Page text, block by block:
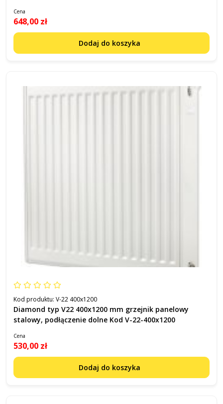
Cena
648,00 zł
Dodaj do koszyka
Kod produktu: V-22 400x1200
Diamond typ V22 400x1200 mm grzejnik panelowy
stalowy, podłączenie dolne Kod V-22-400x1200
Cena
530,00 zł
Dodaj do koszyka